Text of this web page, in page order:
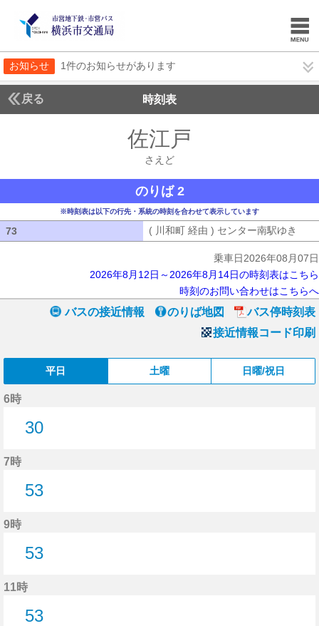
お知らせ 1件のお知らせがあります
戻る 時刻表
佐江戸
さえど
のりば 2
※時刻表は以下の行先・系統の時刻を合わせて表示しています
73 ( 川和町 経由 ) センター南駅ゆき
乗車日2026年08月07日
2026年8月12日～2026年8月14日の時刻表はこちら
時刻のお問い合わせはこちらへ
バスの接近情報 のりば地図
バス停時刻表
接近情報コード印刷
平日 土曜 日曜/祝日
6時
30
7時
53
9時
53
11時
53